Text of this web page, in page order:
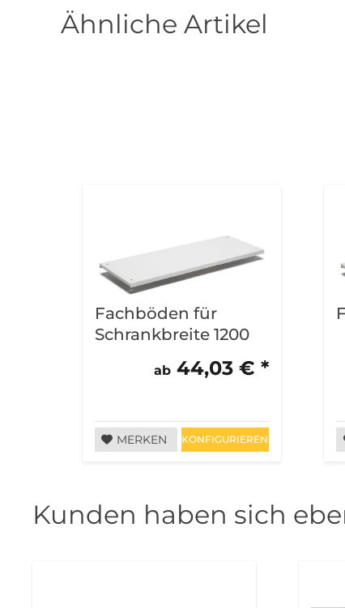
Ähnliche Artikel
Fachböden für
Schrankbreite 1200
ab44,03 € *
MERKEN KONFIGURIEREN
Kunden haben sich